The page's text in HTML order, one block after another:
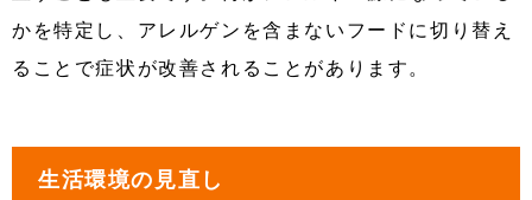
かを特定し、アレルゲンを含まないフードに切り替え
ることで症状が改善されることがあります。
生活環境の見直し